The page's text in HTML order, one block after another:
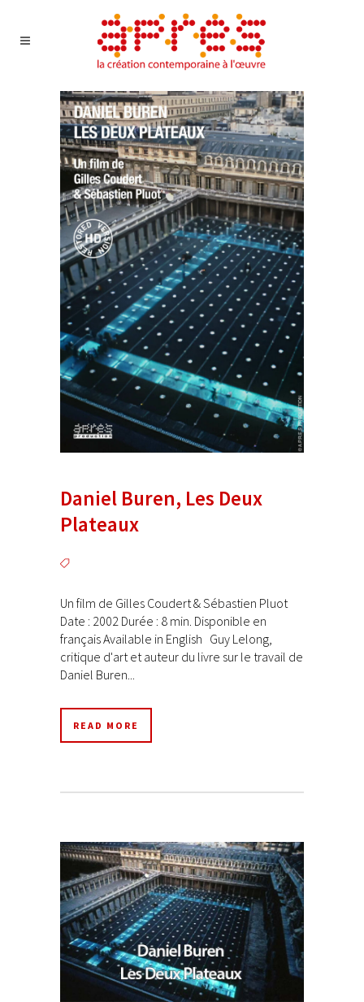
Daniel Buren, Les Deux
Plateaux
Un film de Gilles Coudert & Sébastien Pluot
Date : 2002 Durée : 8 min. Disponible en
français Available in English Guy Lelong,
critique d'art et auteur du livre sur le travail de
Daniel Buren...
READ MORE